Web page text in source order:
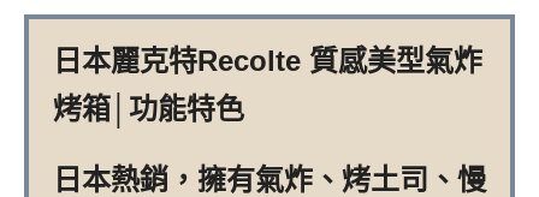
日本麗克特Recolte 質感美型氣炸
烤箱│功能特色
日本熱銷，擁有氣炸、烤土司、慢